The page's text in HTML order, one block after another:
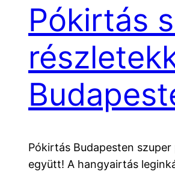
Pókirtás
Pókirtás Budapesten
együtt! A hangyairtás